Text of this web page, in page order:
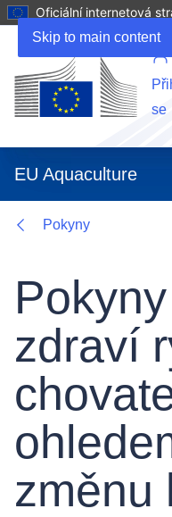
Skip to main content
Oficiální internetová
se
EU Aquaculture
Pokyny
zdraví
změnu
Related URLs